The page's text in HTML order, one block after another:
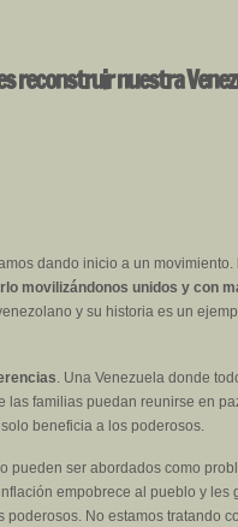
reconstruir nuestra
dando inicio a un movimiento.
movilizándonos unidos y con
y su historia es un
. Una Venezuela donde
las familias puedan reunirse en
beneficia a los poderosos.
pueden ser abordados como
empobrece al pueblo y les
No estamos tratando